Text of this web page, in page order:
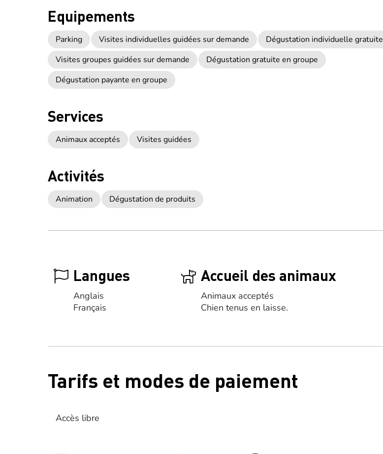
Equipements
Parking Visites individuelles guidées sur demande
Dégustation individuelle gratuite
Visites groupes guidées sur demande
Dégustation gratuite en groupe
Dégustation payante en groupe
Services
Animaux acceptés Visites guidées
Activités
Animation Dégustation de produits
Langues
Anglais
Français
Accueil des animaux
Animaux acceptés
Chien tenus en laisse.
Tarifs et modes de paiement
Accès libre